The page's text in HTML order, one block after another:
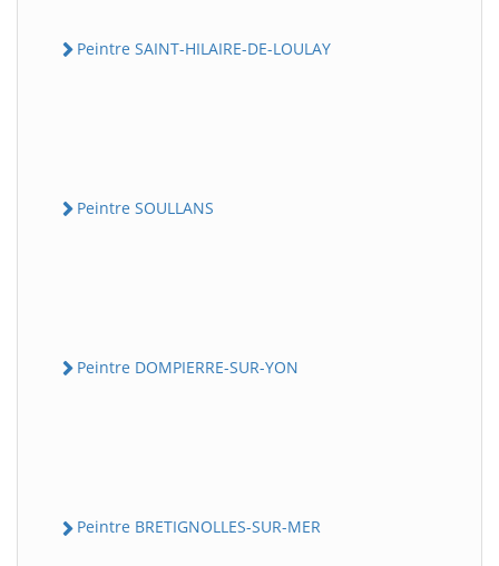
Peintre SAINT-HILAIRE-DE-LOULAY
Peintre SOULLANS
Peintre DOMPIERRE-SUR-YON
Peintre BRETIGNOLLES-SUR-MER